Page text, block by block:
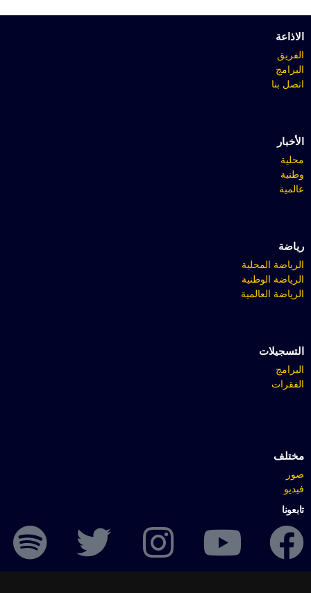
الاذاعة
الفريق
البرامج
اتصل بنا
الأخبار
محلية
وطنية
عالمية
رياضة
الرياضة المحلية
الرياضة الوطنية
الرياضة العالمية
التسجيلات
البرامج
الفقرات
مختلف
صور
فيديو
تابعونا